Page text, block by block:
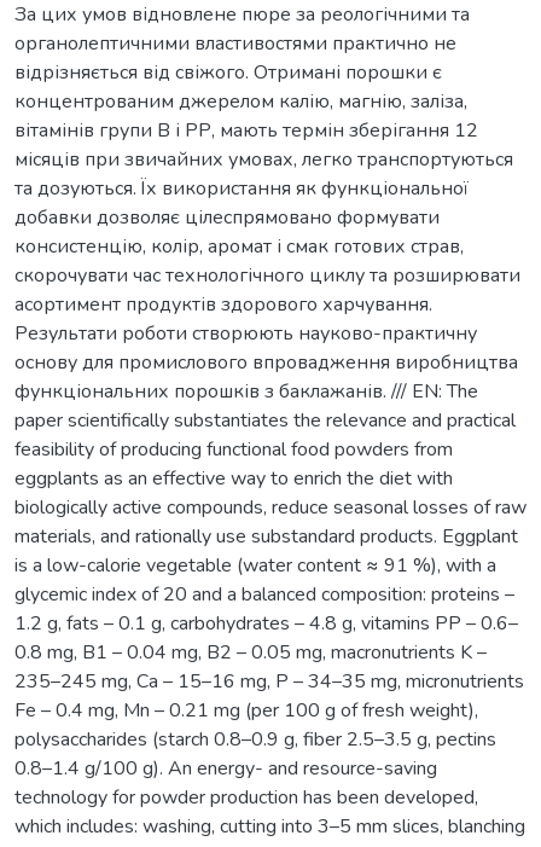
За цих умов відновлене пюре за реологічними та
органолептичними властивостями практично не
відрізняється від свіжого. Отримані порошки є
концентрованим джерелом калію, магнію, заліза,
вітамінів групи В і РР, мають термін зберігання 12
місяців при звичайних умовах, легко транспортуються
та дозуються. Їх використання як функціональної
добавки дозволяє цілеспрямовано формувати
консистенцію, колір, аромат і смак готових страв,
скорочувати час технологічного циклу та розширювати
асортимент продуктів здорового харчування.
Результати роботи створюють науково-практичну
основу для промислового впровадження виробництва
функціональних порошків з баклажанів. /// EN: The
paper scientifically substantiates the relevance and practical
feasibility of producing functional food powders from
eggplants as an effective way to enrich the diet with
biologically active compounds, reduce seasonal losses of raw
materials, and rationally use substandard products. Eggplant
is a low-calorie vegetable (water content ≈ 91 %), with a
glycemic index of 20 and a balanced composition: proteins –
1.2 g, fats – 0.1 g, carbohydrates – 4.8 g, vitamins PP – 0.6–
0.8 mg, B1 – 0.04 mg, B2 – 0.05 mg, macronutrients K –
235–245 mg, Ca – 15–16 mg, P – 34–35 mg, micronutrients
Fe – 0.4 mg, Mn – 0.21 mg (per 100 g of fresh weight),
polysaccharides (starch 0.8–0.9 g, fiber 2.5–3.5 g, pectins
0.8–1.4 g/100 g). An energy- and resource-saving
technology for powder production has been developed,
which includes: washing, cutting into 3–5 mm slices, blanching